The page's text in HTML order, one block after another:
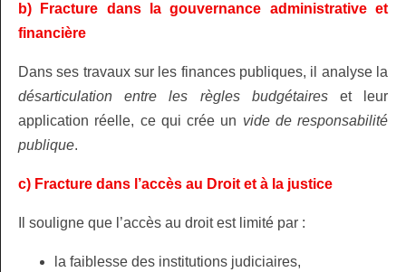
b) Fracture dans la gouvernance administrative et
financière
Dans ses travaux sur les finances publiques, il analyse la
désarticulation entre les règles
budgétaires et leur
application réelle, ce qui crée un vide de responsabilité
publique.
c) Fracture dans l’accès au Droit et à la justice
Il souligne que l’accès au droit est limité par :
la faiblesse des institutions judiciaires,